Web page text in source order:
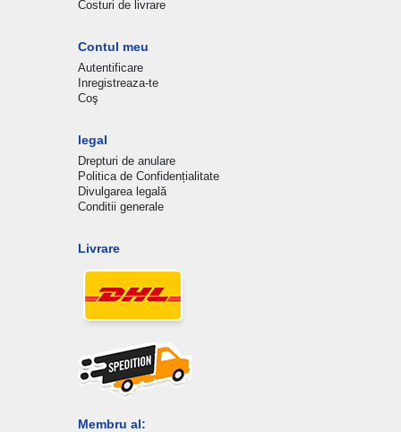
Costuri de livrare
Contul meu
Autentificare
Inregistreaza-te
Coş
legal
Drepturi de anulare
Politica de Confidențialitate
Divulgarea legală
Conditii generale
Livrare
Membru al: